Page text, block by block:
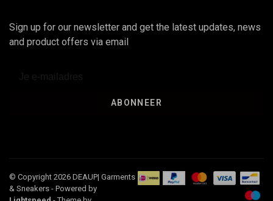
Sign up for our newsletter and get the latest updates, news
and product offers via email
ABONNEER
© Copyright 2026 DEAUP| Garments
& Sneakers - Powered by